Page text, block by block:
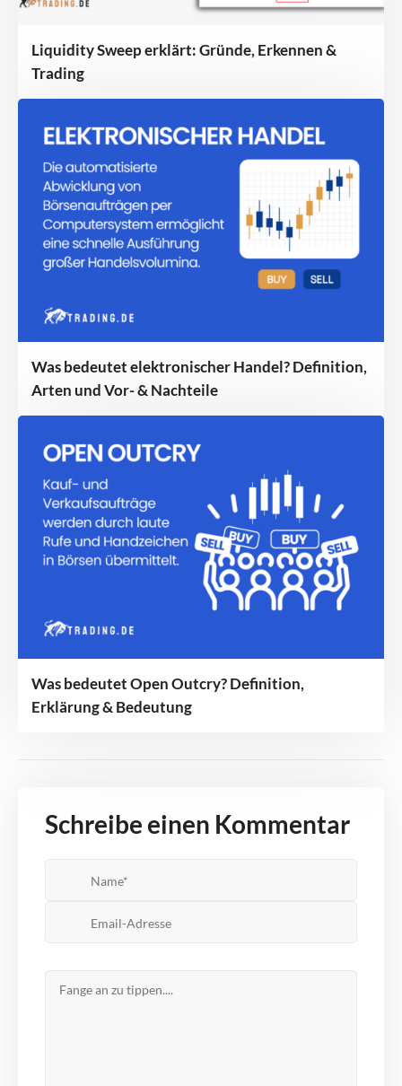
Liquidity Sweep erklärt: Gründe, Erkennen &
Trading
Was bedeutet elektronischer Handel? Definition,
Arten und Vor- & Nachteile
Was bedeutet Open Outcry? Definition,
Erklärung & Bedeutung
Schreibe einen Kommentar